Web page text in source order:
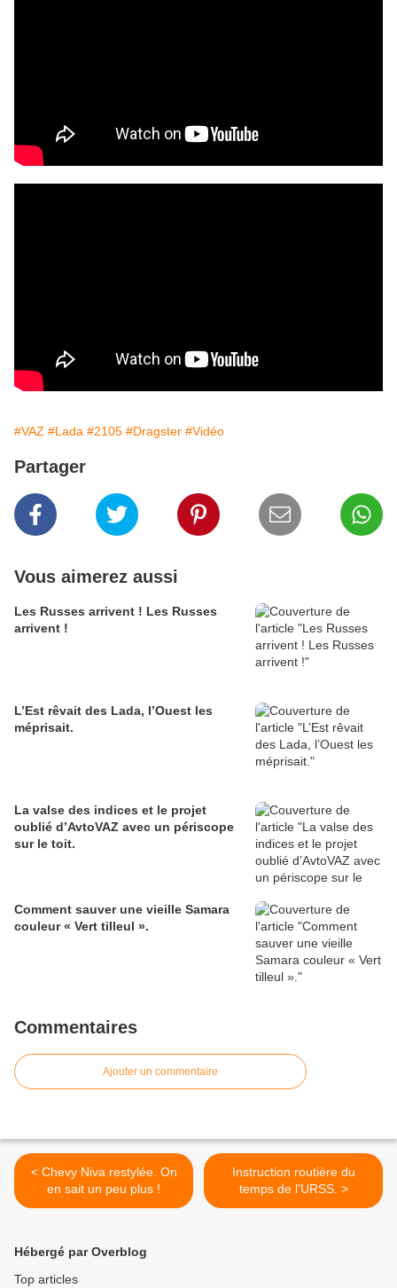
#VAZ #Lada #2105 #Dragster #Vidéo
Partager
Vous aimerez aussi
Les Russes arrivent ! Les Russes
arrivent !
L’Est rêvait des Lada, l’Ouest les
méprisait.
La valse des indices et le projet
oublié d’AvtoVAZ avec un périscope
sur le toit.
Comment sauver une vieille Samara
couleur « Vert tilleul ».
Commentaires
Ajouter un commentaire
< Chevy Niva restylée. On
en sait un peu plus !
Instruction routière du
temps de l'URSS. >
Hébergé par Overblog
Top articles